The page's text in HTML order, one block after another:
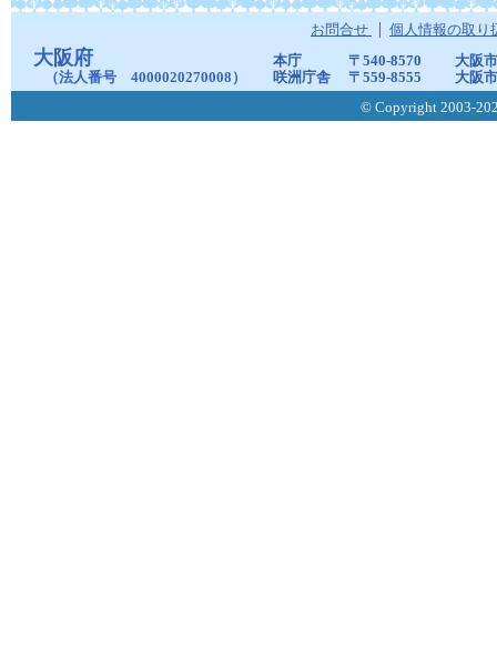
お問合せ 個人情報の取り
大阪府
（法人番号 4000020270008）
本庁 〒540-8570
大阪
咲洲庁舎
〒559-8555
大阪
© Copyright 2003-